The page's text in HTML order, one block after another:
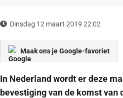
Dinsdag 12 maart 2019 22:02
Maak ons je Google-favoriet
In Nederland wordt er deze
bevestiging van de komst van